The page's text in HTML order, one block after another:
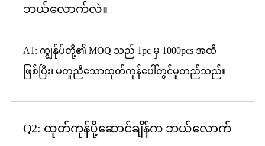
ဘယ်လောက်လဲ။
A1: ကျွန်ုပ်တို့၏ MOQ သည် 1pc မှ 1000pcs အထိ
ဖြစ်ပြီး၊ မတူညီသောထုတ်ကုန်ပေါ်တွင်မူတည်သည်။
Q2: ထုတ်ကုန်ပို့ဆောင်ချိန်က ဘယ်လောက်